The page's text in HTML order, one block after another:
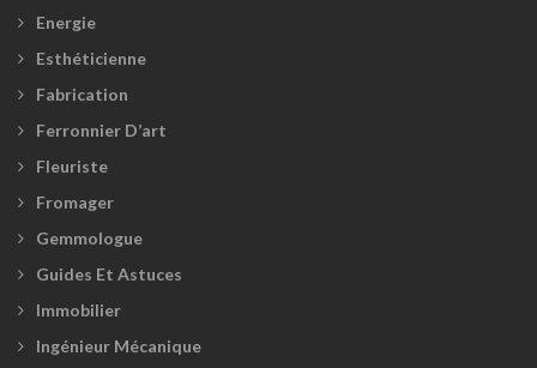
Energie
Esthéticienne
Fabrication
Ferronnier D’art
Fleuriste
Fromager
Gemmologue
Guides Et Astuces
Immobilier
Ingénieur Mécanique